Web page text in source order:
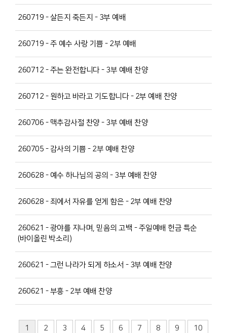
260719 - 살든지 죽든지 - 3부 예배
260719 - 주 예수 사랑 기쁨 - 2부 예배
260712 - 주는 완전합니다 - 3부 예배 찬양
260712 - 원하고 바라고 기도합니다 - 2부 예배 찬양
260706 - 맥추감사절 찬양 - 3부 예배 찬양
260705 - 감사의 기쁨 - 2부 예배 찬양
260628 - 예수 하나님의 공의 - 3부 예배 찬양
260628 - 죄에서 자유를 얻게 함은 - 2부 예배 찬양
260621 - 광야를 지나며, 믿음의 고백 - 주일예배 헌금 특순
(바이올린 박소리)
260621 - 그런 나라가 되게 하소서 - 3부 예배 찬양
260621 - 부흥 - 2부 예배 찬양
1 2 3 4 5 6 7 8 9 10